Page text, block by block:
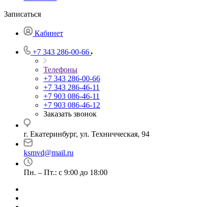
Записаться
Кабинет
+7 343 286-00-66
Телефоны
+7 343 286-00-66
+7 343 286-46-11
+7 903 086-46-11
+7 903 086-46-12
Заказать звонок
г. Екатеринбург, ул. Техничческая, 94
ksmvd@mail.ru
Пн. – Пт.: с 9:00 до 18:00